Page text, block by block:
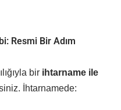
Resmi Bir Adım
bir ihtarname ile
İhtarnamede: